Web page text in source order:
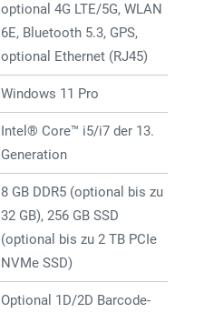
optional 4G LTE/5G, WLAN
6E, Bluetooth 5.3, GPS,
optional Ethernet (RJ45)
Windows 11 Pro
Intel® Core™ i5/i7 der 13.
Generation
8 GB DDR5 (optional bis zu
32 GB), 256 GB SSD
(optional bis zu 2 TB PCIe
NVMe SSD)
Optional 1D/2D Barcode-